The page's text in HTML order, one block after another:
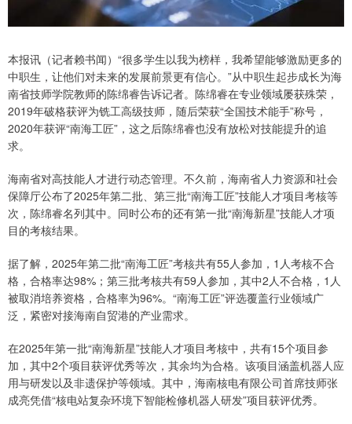
本报讯（记者赖书闻）“很多学生以我为榜样，我希望能够激励更多的
中职生，让他们对未来的发展前景更有信心。”从中职生起步成长为海
南省技师学院教师的陈绵睿告诉记者。陈绵睿在专业领域屡获殊荣，
2019年破格获评为铣工高级技师，随后荣获“全国技术能手”称号，
2020年获评“南海工匠”，这之后陈绵睿也没有放松对技能提升的追
求。
海南省对高技能人才进行动态管理。不久前，海南省人力资源和社会
保障厅公布了2025年第二批、第三批“南海工匠”技能人才项目考核等
次，陈绵睿名列其中。同时公布的还有第一批“南海新星”技能人才项
目的考核结果。
据了解，2025年第二批“南海工匠”考核共有55人参加，1人考核不合
格，合格率达98%；第三批考核共有59人参加，其中2人不合格，1人
被取消培养资格，合格率为96%。“南海工匠”评选覆盖行业领域广
泛，紧密对接海南自贸港的产业需求。
在2025年第一批“南海新星”技能人才项目考核中，共有15个项目参
加，其中2个项目获评优秀等次，其余均为合格。该项目涵盖机器人应
用与研发以及非遗保护等领域。其中，海南核电有限公司首席技师张
成亮凭借“核电站复杂环境下智能检修机器人研发”项目获评优秀。